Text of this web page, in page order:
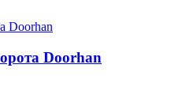
Doorhan